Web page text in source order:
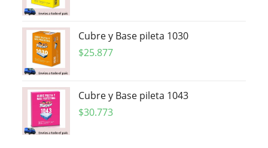
Cubre y Base pileta 1030
$25.877
Cubre y Base pileta 1043
$30.773